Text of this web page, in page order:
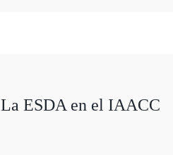
La ESDA en el IAACC